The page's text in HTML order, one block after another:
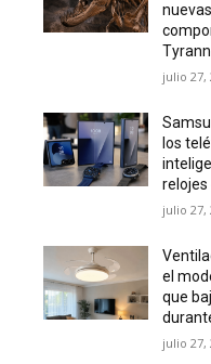
julio 27,
los
julio 27,
el
que
julio 27,